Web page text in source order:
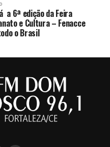
a 6ª edição da Feira
e Cultura – Fenacce
o Brasil